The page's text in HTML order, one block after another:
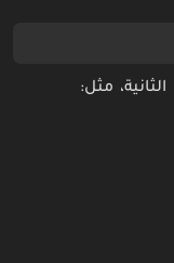
مثل: